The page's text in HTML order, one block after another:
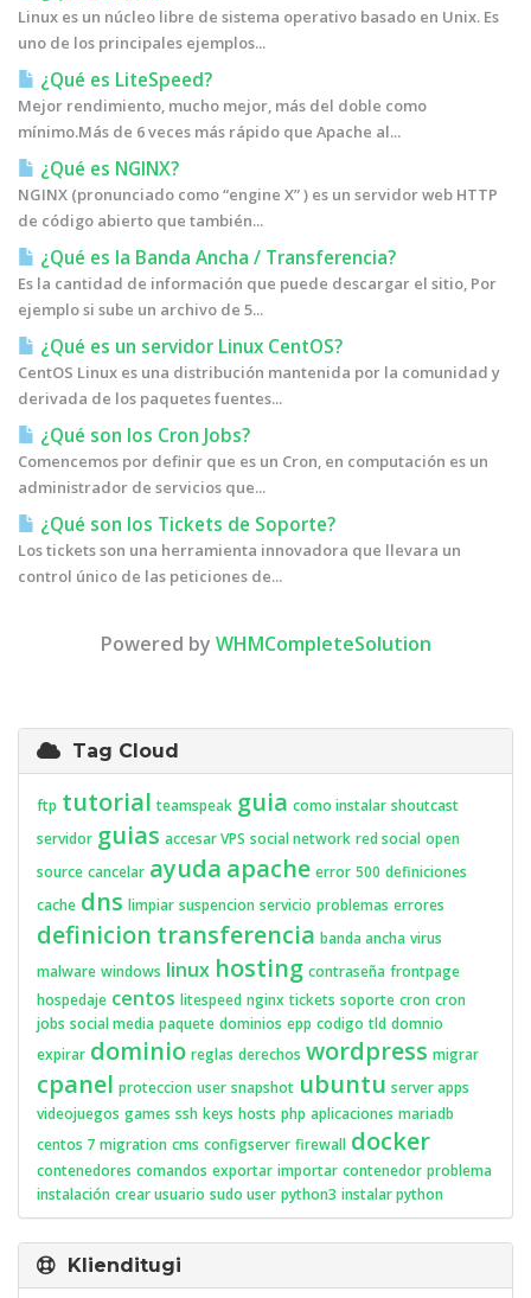
Linux es un núcleo libre de sistema operativo basado en Unix. Es
uno de los principales ejemplos...
¿Qué es LiteSpeed?
Mejor rendimiento, mucho mejor, más del doble como
mínimo.Más de 6 veces más rápido que Apache al...
¿Qué es NGINX?
NGINX (pronunciado como “engine X” ) es un servidor web HTTP
de código abierto que también...
¿Qué es la Banda Ancha / Transferencia?
Es la cantidad de información que puede descargar el sitio, Por
ejemplo si sube un archivo de 5...
¿Qué es un servidor Linux CentOS?
CentOS Linux es una distribución mantenida por la comunidad y
derivada de los paquetes fuentes...
¿Qué son los Cron Jobs?
Comencemos por definir que es un Cron, en computación es un
administrador de servicios que...
¿Qué son los Tickets de Soporte?
Los tickets son una herramienta innovadora que llevara un
control único de las peticiones de...
Powered by WHMCompleteSolution
Tag Cloud
ftp tutorial teamspeak guia como instalar shoutcast
servidor guias accesar VPS social network red social open
source cancelar ayuda apache error 500 definiciones
cache dns limpiar suspencion servicio problemas errores
definicion transferencia banda ancha virus
malware windows linux hosting contraseña frontpage
hospedaje centos litespeed nginx tickets soporte cron cron
jobs social media paquete dominios epp codigo tld domnio
expirar dominio reglas derechos wordpress migrar
cpanel proteccion user snapshot ubuntu server apps
videojuegos games ssh keys hosts php aplicaciones mariadb
centos 7 migration cms configserver firewall docker
contenedores comandos exportar importar contenedor problema
instalación crear usuario sudo user python3 instalar python
Klienditugi